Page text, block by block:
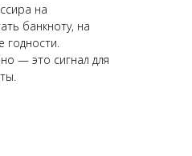
на
банкноту, на
— это сигнал для